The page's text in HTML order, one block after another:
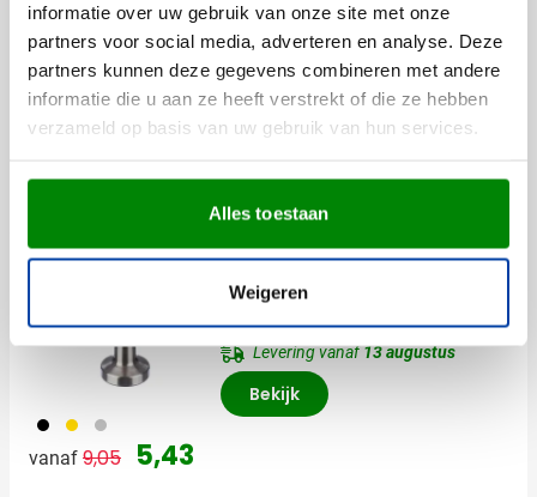
informatie over uw gebruik van onze site met onze
partners voor social media, adverteren en analyse. Deze
partners kunnen deze gegevens combineren met andere
informatie die u aan ze heeft verstrekt of die ze hebben
verzameld op basis van uw gebruik van hun services.
Alles toestaan
Weigeren
023001008 032
vanafNormale prijs
2,07 Speciale prijs
1,24
Knijpkat Michael | Dynamo |
Draaglus
Bedrukken vanaf 100 stuks
001 031 032
vanaf Normale prijs
9,05 Speciale prijs
5,43
Aanbieding
Metalen Tafellamp Fiorella
Bedrukken vanaf 15 stuks
Levering vanaf13 augustus
Bekijk